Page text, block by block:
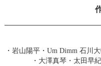
・ 岩山陽平・ Um Dimm 石川
・ 大澤真琴 ・ 太田早紀